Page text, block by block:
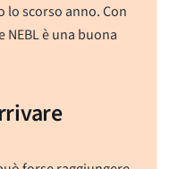
lo scorso anno. Con
è una buona